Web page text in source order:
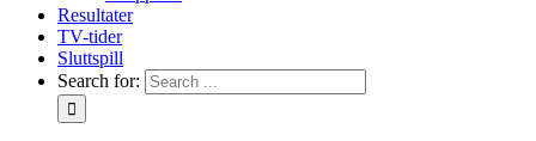
Resultater
TV-tider
Sluttspill
Search for: